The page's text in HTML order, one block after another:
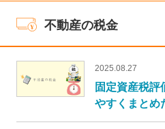
不動産の税金
2025.08.27
固定資産税評
やすくまとめ